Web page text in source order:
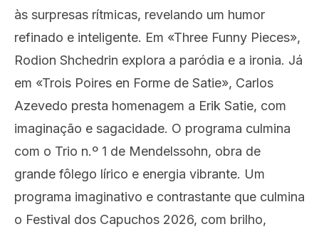
às surpresas rítmicas, revelando um humor
refinado e inteligente. Em «Three Funny Pieces»,
Rodion Shchedrin explora a paródia e a ironia. Já
em «Trois Poires en Forme de Satie», Carlos
Azevedo presta homenagem a Erik Satie, com
imaginação e sagacidade. O programa culmina
com o Trio n.º 1 de Mendelssohn, obra de
grande fôlego lírico e energia vibrante. Um
programa imaginativo e contrastante que culmina
o Festival dos Capuchos 2026, com brilho,